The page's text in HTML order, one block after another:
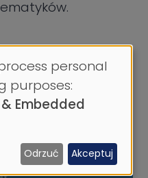
personal
purposes:
Embedded
Odrzuć Akceptuj